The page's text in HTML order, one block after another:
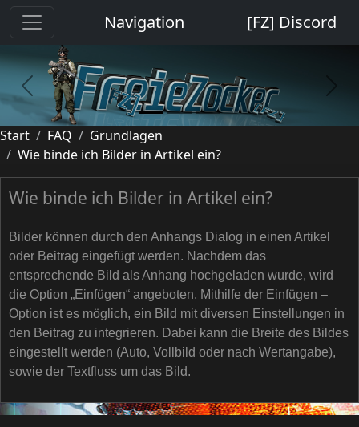
Navigation [FZ] Discord
previous next
Start FAQ
Grundlagen
Wie binde ich Bilder in Artikel ein?
Wie binde ich Bilder in Artikel ein?
Bilder können durch den Anhangs Dialog in einen Artikel
oder Beitrag eingefügt werden. Nachdem das
entsprechende Bild als Anhang hochgeladen wurde, wird
die Option „Einfügen“ angeboten. Mithilfe der Einfügen –
Option ist es möglich, ein Bild mit diversen Einstellungen in
den Beitrag zu integrieren. Dabei kann die Breite des Bildes
eingestellt werden (Auto, Vollbild oder nach Wertangabe),
sowie der Textfluss um das Bild.